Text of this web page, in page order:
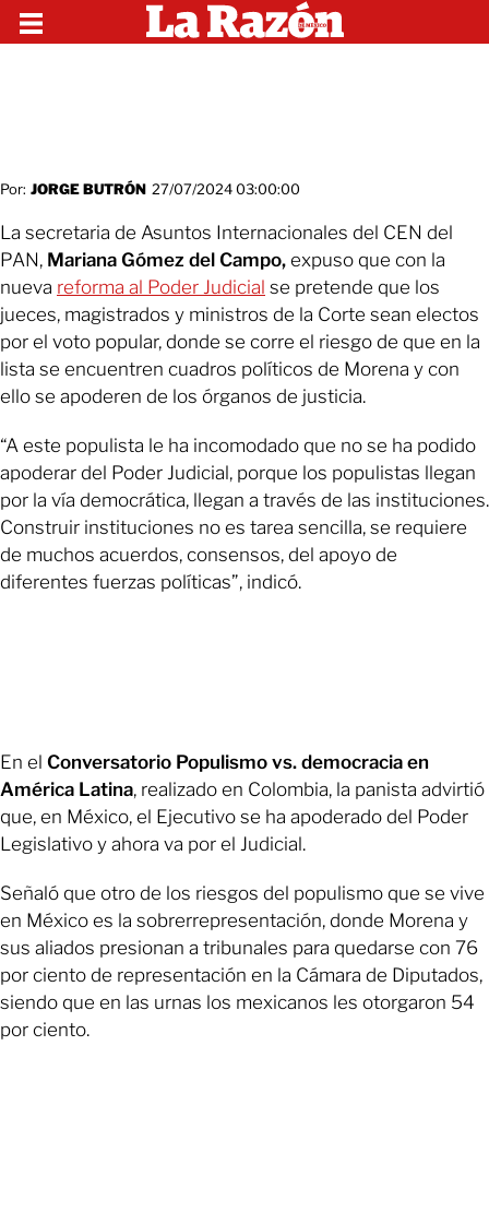
Por: JORGE BUTRÓN 27/07/2024 03:00:00
La secretaria de Asuntos Internacionales del CEN del
PAN, Mariana Gómez del Campo, expuso que con la
nueva reforma al Poder Judicial se pretende que los
jueces, magistrados y ministros de la Corte sean electos
por el voto popular, donde se corre el riesgo de que en la
lista se encuentren cuadros políticos de Morena y con
ello se apoderen de los órganos de justicia.
“A este populista le ha incomodado que no se ha podido
apoderar del Poder Judicial, porque los populistas llegan
por la vía democrática, llegan a través de las instituciones.
Construir instituciones no es tarea sencilla, se requiere
de muchos acuerdos, consensos, del apoyo de
diferentes fuerzas políticas”, indicó.
En el Conversatorio Populismo vs. democracia en
América Latina, realizado en Colombia, la panista advirtió
que, en México, el Ejecutivo se ha apoderado del Poder
Legislativo y ahora va por el Judicial.
Señaló que otro de los riesgos del populismo que se vive
en México es la sobrerrepresentación, donde Morena y
sus aliados presionan a tribunales para quedarse con 76
por ciento de representación en la Cámara de Diputados,
siendo que en las urnas los mexicanos les otorgaron 54
por ciento.